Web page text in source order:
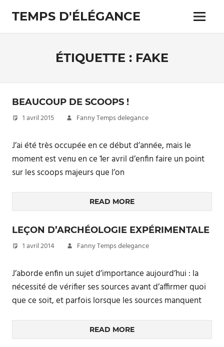
content
TEMPS D'ÉLÉGANCE
Pour
Menu
ÉTIQUETTE : FAKE
BEAUCOUP DE SCOOPS !
1 avril 2015 Fanny Temps delegance
J’ai été très occupée en ce début d’année, mais le
moment est venu en ce 1er avril d’enfin faire un point
sur les scoops majeurs que l’on
READ MORE
LEÇON D’ARCHÉOLOGIE EXPÉRIMENTALE
1 avril 2014 Fanny Temps delegance
J’aborde enfin un sujet d’importance aujourd’hui : la
nécessité de vérifier ses sources avant d’affirmer quoi
que ce soit, et parfois lorsque les sources manquent
READ MORE